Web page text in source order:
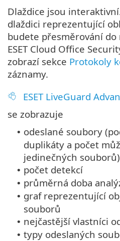
Dlaždice jsou
dlaždici reprezentující
budete přesměrování do
ESET Cloud Office
zobrazí sekce Protokoly
záznamy.
ESET LiveGuard
se zobrazuje
• odeslané soubory
duplikáty a počet
jedinečných souborů)
• počet detekcí
• průměrná doba
• graf reprezentující
souborů
• nejčastější vlastníci
• typy odeslaných